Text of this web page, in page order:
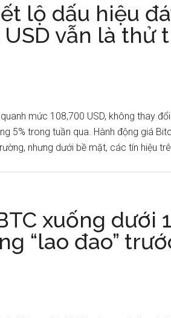
lộ dấu hiệu
vẫn là thử
mức 108,700 USD, không thay
5% trong tuần qua. Hành động giá
nhưng dưới bề mặt, các tín hiệu
xuống dưới
“lao đao”